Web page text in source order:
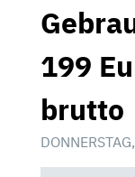
199
brutto